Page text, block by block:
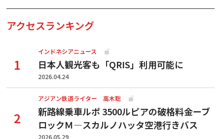
アクセスランキング
インドネシアニュース
日本人観光客も「QRIS」利用可能に
2026.04.24
アジアン鉄道ライター 高木聡
新路線乗車ルポ 3500ルピアの破格料金ーブ
ロックＭ―スカルノハッタ空港行きバス
2026.05.29